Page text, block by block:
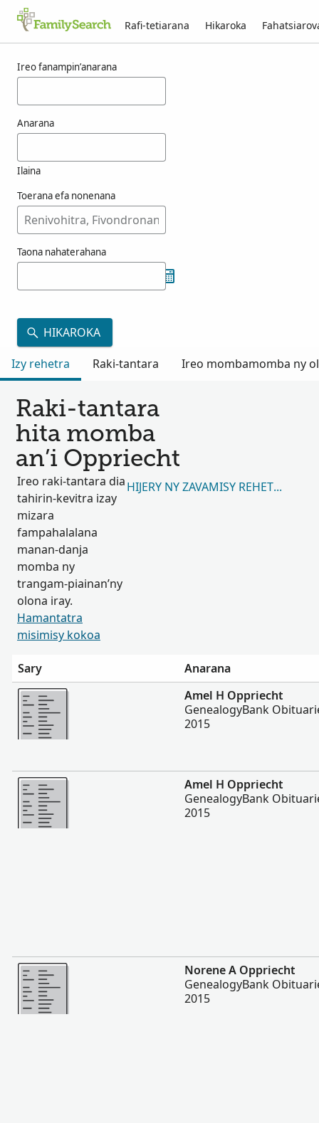
Rafi-tetiarana Hikaroka
Ireo fanampin’anarana
Anarana
Ilaina
Toerana efa nonenana
Taona nahaterahana
HIKAROKA
Izy rehetra
Raki-tantara Ireo mombamomba ny
Raki-tantara
hita momba
an’i Oppriecht
Ireo raki-tantara dia
tahirin-kevitra izay
mizara
fampahalalana
manan-danja
momba ny
trangam-piainan’ny
olona iray.
Hamantatra
misimisy kokoa
HIJERY NY ZAVAMISY REHETRA
Sary
Anarana
Misimisy kokoa
Amel H Oppriecht
GenealogyBank
2015
Misimisy kokoa
Amel H Oppriecht
GenealogyBank
2015
Misimisy kokoa
Norene A Oppriecht
GenealogyBank
2015